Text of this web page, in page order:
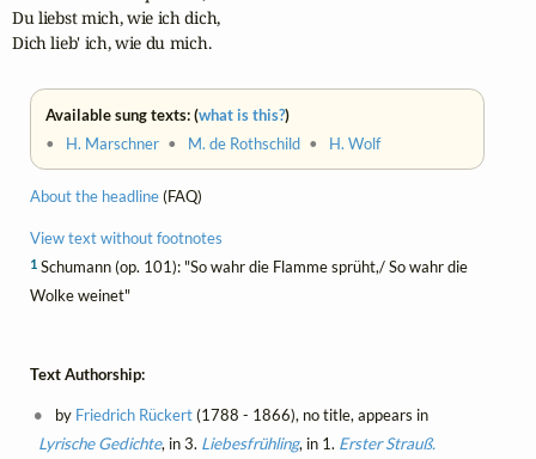
Du liebst mich, wie ich dich,
Dich lieb' ich, wie du mich.
Available sung texts: (what is this?)
• H. Marschner • M. de Rothschild • H. Wolf
About the headline(FAQ)
View text without footnotes
1 Schumann (op. 101): "So wahr die Flamme sprüht,/ So wahr die
Wolke weinet"
Text Authorship:
by Friedrich Rückert(1788 - 1866), no title, appears in
Lyrische Gedichte, in 3. Liebesfrühling, in 1. Erster Strauß.